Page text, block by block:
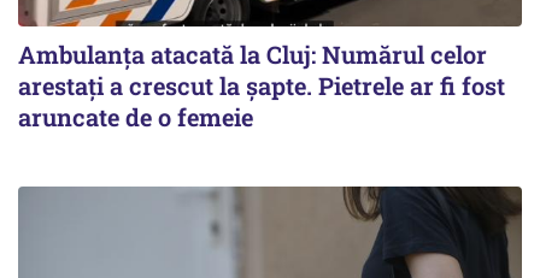
Ambulanța atacată la Cluj: Numărul celor
arestați a crescut la șapte. Pietrele ar fi fost
aruncate de o femeie